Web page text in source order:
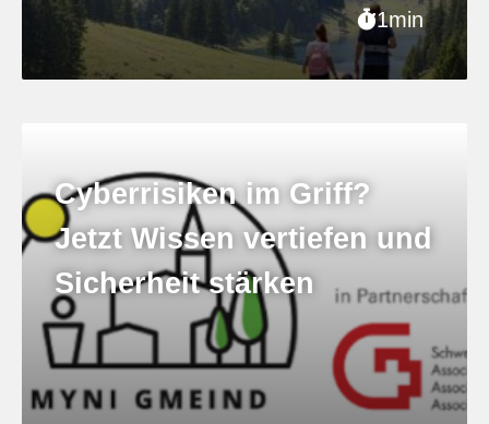
1min
Cyberrisiken im Griff?
Jetzt Wissen vertiefen und
Sicherheit stärken